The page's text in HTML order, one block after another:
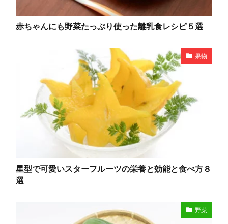
赤ちゃんにも野菜たっぷり使った離乳食レシピ５選
果物
星型で可愛いスターフルーツの栄養と効能と食べ方８
選
野菜